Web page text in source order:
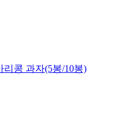
리콩 과자(5봉/10봉)